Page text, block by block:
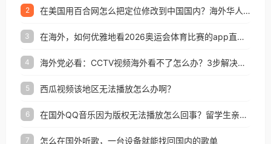
2 在美国用百合网怎么把定位修改到中国国内？海外华人必备的回国加速指南
3 在海外，如何优雅地看2026奥运会体育比赛的app直播？
4 海外党必看：CCTV视频海外看不了怎么办？3步解决地区限制+追剧自由
5 西瓜视频该地区无法播放怎么办啊？
6 在国外QQ音乐因为版权无法播放怎么回事？留学生亲测有效的解决办法
7 怎么在国外听歌，一台设备就能找回国内的歌单